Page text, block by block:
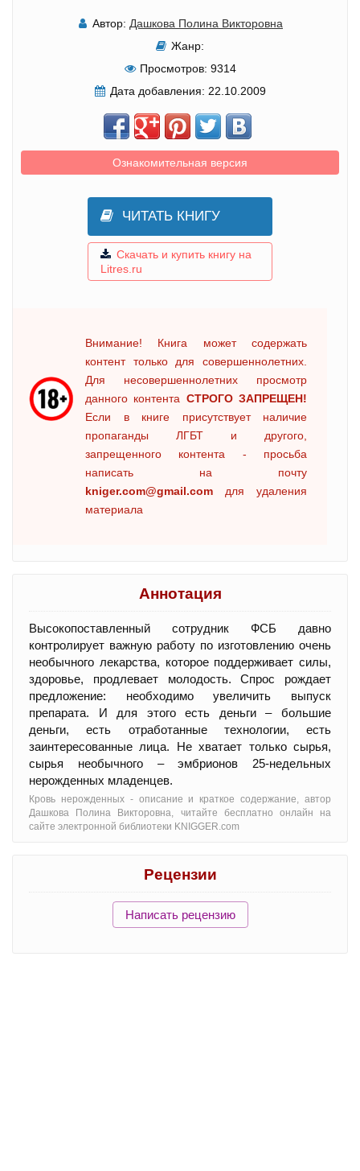
Автор: Дашкова Полина Викторовна
Жанр:
Просмотров: 9314
Дата добавления: 22.10.2009
Ознакомительная версия
ЧИТАТЬ КНИГУ
Скачать и купить книгу на
Litres.ru
Внимание! Книга может содержать
контент только для совершеннолетних.
Для несовершеннолетних просмотр
данного контента СТРОГО ЗАПРЕЩЕН!
Если в книге присутствует наличие
пропаганды ЛГБТ и другого,
запрещенного контента - просьба
написать на почту
kniger.com@gmail.com для удаления
материала
Аннотация
Высокопоставленный сотрудник ФСБ давно
контролирует важную работу по изготовлению очень
необычного лекарства, которое поддерживает силы,
здоровье, продлевает молодость. Спрос рождает
предложение: необходимо увеличить выпуск
препарата. И для этого есть деньги – большие
деньги, есть отработанные технологии, есть
заинтересованные лица. Не хватает только сырья,
сырья необычного – эмбрионов 25-недельных
нерожденных младенцев.
Кровь нерожденных - oписание и краткое содержание, автор
Дашкова Полина Викторовна, читайте бесплатно онлайн на
сайте электронной библиотеки KNIGGER.com
Рецензии
Написать рецензию